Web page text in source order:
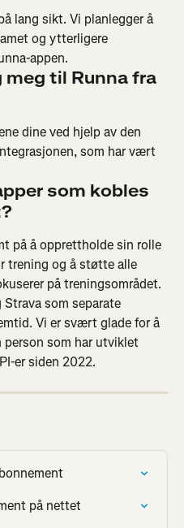
lang sikt. Vi planlegger å
og ytterligere
appen.
meg til Runna fra
dine ved hjelp av den
som har vært
som kobles
på å opprettholde sin rolle
trening og å støtte alle
på treningsområdet.
som separate
Vi er svært glade for å
person som har utviklet
er siden 2022.
på nettet